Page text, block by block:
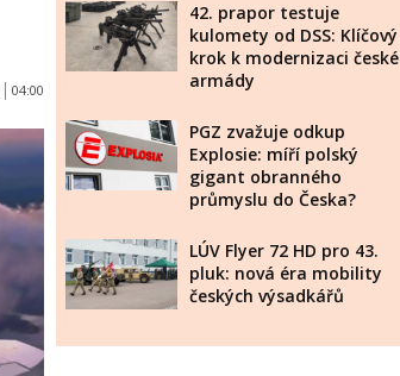
04:00
42. prapor testuje
kulomety od DSS: Klíčový
krok k modernizaci české
armády
PGZ zvažuje odkup
Explosie: míří polský
gigant obranného
průmyslu do Česka?
LÚV Flyer 72 HD pro 43.
pluk: nová éra mobility
českých výsadkářů